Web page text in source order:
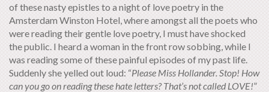
of these nasty epistles to a night of love poetry in the
Amsterdam Winston Hotel, where amongst all the poets who
were reading their gentle love poetry, I must have shocked
the public. I heard a woman in the front row sobbing, while I
was reading some of these painful episodes of my past life.
Suddenly she yelled out loud: “Please Miss Hollander. Stop! How
can you go on reading these hate letters? That’s not called LOVE!”